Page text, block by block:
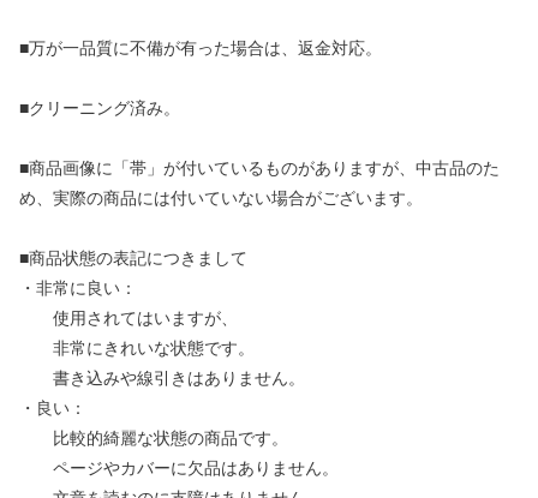
■万が一品質に不備が有った場合は、返金対応。
■クリーニング済み。
■商品画像に「帯」が付いているものがありますが、中古品のた
め、実際の商品には付いていない場合がございます。
■商品状態の表記につきまして
・非常に良い：
使用されてはいますが、
非常にきれいな状態です。
書き込みや線引きはありません。
・良い：
比較的綺麗な状態の商品です。
ページやカバーに欠品はありません。